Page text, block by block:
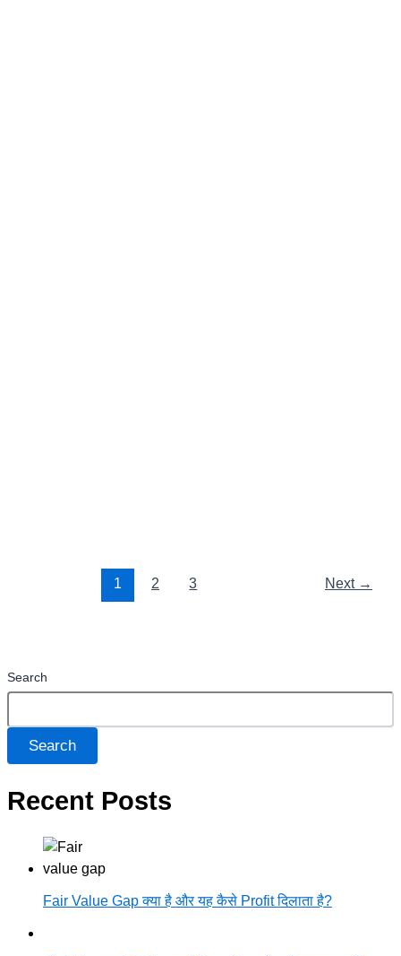
2025,2026,2027,2028,2029,2030
1 2 3 Next →
Search
Search
Recent Posts
Fair Value Gap क्या है और यह कैसे Profit दिलाता है?